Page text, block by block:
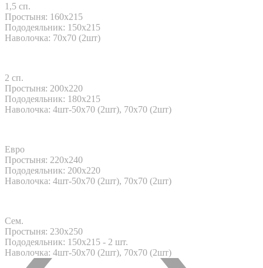
1,5 сп.
Простыня: 160x215
Пододеяльник: 150x215
Наволочка: 70х70 (2шт)
2 сп.
Простыня: 200x220
Пододеяльник: 180x215
Наволочка: 4шт-50х70 (2шт), 70х70 (2шт)
Евро
Простыня: 220x240
Пододеяльник: 200x220
Наволочка: 4шт-50х70 (2шт), 70х70 (2шт)
Сем.
Простыня: 230x250
Пододеяльник: 150x215 - 2 шт.
Наволочка: 4шт-50х70 (2шт), 70х70 (2шт)